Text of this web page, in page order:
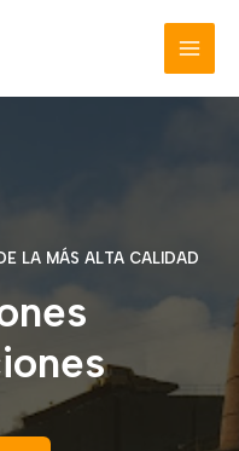
LA MÁS ALTA CALIDAD